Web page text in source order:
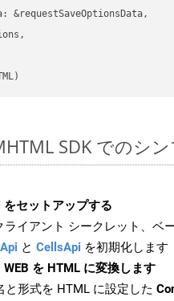
&requestSaveOptionsData,
SDK でのシ
セットアップする
ライアント シークレット、ベ
と CellsApi を初期化します
を HTML に変換します
と形式を HTML に設定した